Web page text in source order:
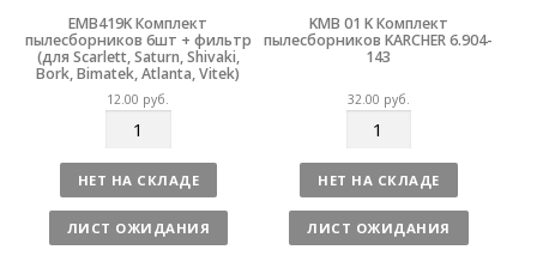
EMB419K Комплект
пылесборников 6шт + фильтр
(для Scarlett, Saturn, Shivaki,
Bork, Bimatek, Atlanta, Vitek)
12.00 руб.
л
и
ч
е
НЕТ НА СКЛАДЕ
ЛИСТ ОЖИДАНИЯ
KMB 01 K Комплект
пылесборников KARCHER 6.904-
143
32.00 руб.
л
и
ч
е
НЕТ НА СКЛАДЕ
ЛИСТ ОЖИДАНИЯ